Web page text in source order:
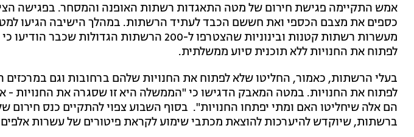
אמש התקיימה פגישת חירום של מטה התאגדות רשתות האופנה והמסחר. בפגישה
כספים את מצבם הכספי ואת חששם הכבד לעתיד הרשתות. במהלך הישיבה הגיעו
מעשרות רשתות קטנות ובינוניות שהצטרפו ל-200 הרשתות הגדולות
לפתוח את החנויות ללא תוכנית סיוע ממשלתית.
בעלי הרשתות, כאמור, החליטו שלא לפתוח את החנויות שלהם ברחובות וגם במרכזים
לפתוח את החנויות. במטה המאבק הדגישו כי "הממשלה היא זו שסגרה את החנויות -
הם אלה שיחליטו האם ומתי יפתחו החנויות". בסוף השבוע צפוי להתקיים כנס חירום
ברשתות, שיוקדש להיערכות להוצאת מכתבי שימוע לקראת פיטורים של עשרות